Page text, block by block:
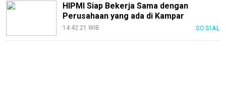
HIPMI Siap Bekerja Sama dengan
Perusahaan yang ada di Kampar
14:42:21 WIB SOSIAL
LabuhanBatu
Rohul